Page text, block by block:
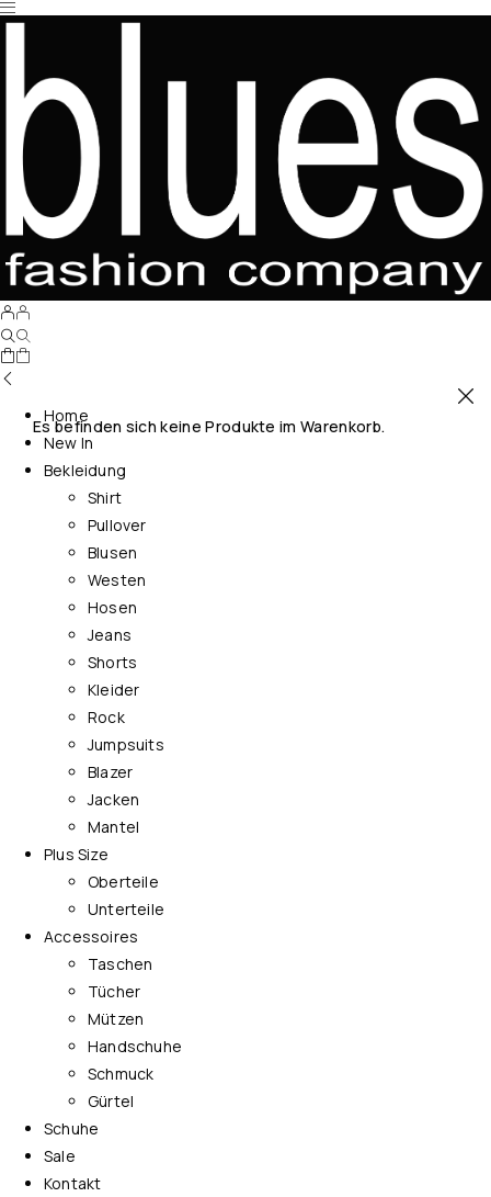
Es befinden sich keine Produkte im Warenkorb.
Home
New In
Bekleidung
Shirt
Pullover
Blusen
Westen
Hosen
Jeans
Shorts
Kleider
Rock
Jumpsuits
Blazer
Jacken
Mantel
Plus Size
Oberteile
Unterteile
Accessoires
Taschen
Tücher
Mützen
Handschuhe
Schmuck
Gürtel
Schuhe
Sale
Kontakt